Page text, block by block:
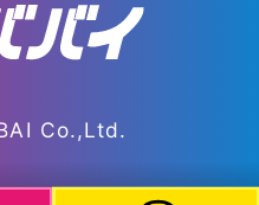
Co.,Ltd.